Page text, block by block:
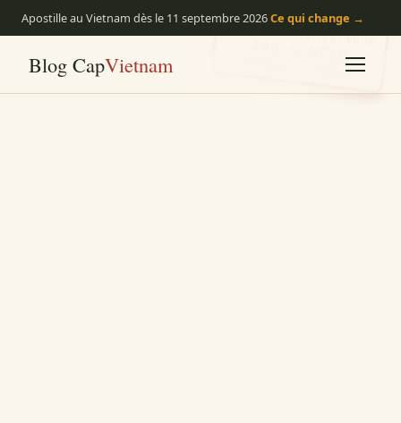
Blog CapVietnam
Apostille au Vietnam dès le 11 septembre 2026Ce qui change →
RIEN DE TOURISTIQUE
100 % VÉCU
QUÉBEC → HANOÏ